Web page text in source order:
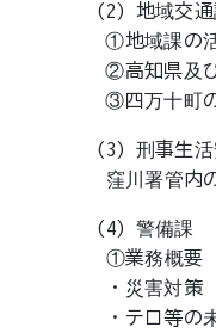
(2) 地域交通
①地域課の
②高知県及び
③四万十町の
(3) 刑事生活
窪川署管内
(4) 警備課
①業務概要
・災害対策
・テロ等の